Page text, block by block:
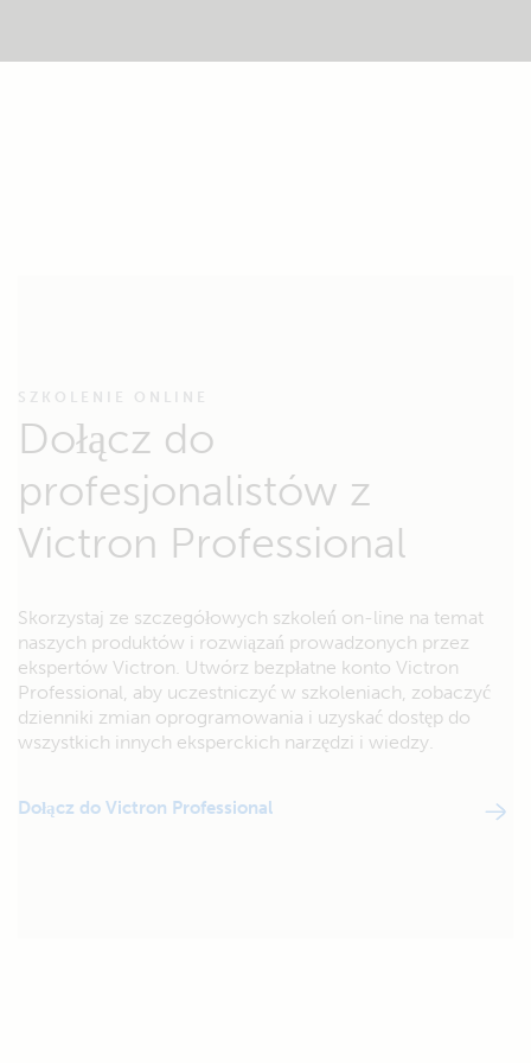
SZKOLENIE ONLINE
Dołącz do
profesjonalistów z
Victron Professional
Skorzystaj ze szczegółowych szkoleń on-line na temat
naszych produktów i rozwiązań prowadzonych przez
ekspertów Victron. Utwórz bezpłatne konto Victron
Professional, aby uczestniczyć w szkoleniach, zobaczyć
dzienniki zmian oprogramowania i uzyskać dostęp do
wszystkich innych eksperckich narzędzi i wiedzy.
Dołącz do Victron Professional